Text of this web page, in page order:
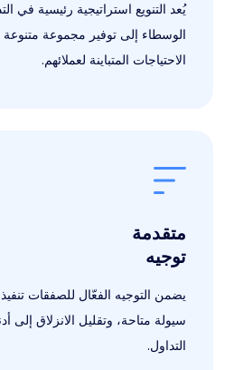
يُعد التنويع استراتيجية رئيسية في
الوسطاء إلى توفير مجموعة متنوعة
الاحتياجات المتباينة لعملائهم.
متقدمة
توجيه
يضمن التوجيه الفعّال للصفقات
سيولة متاحة، وتقليل الانزلاق إلى
التداول.